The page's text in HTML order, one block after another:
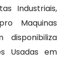
Industriais,
Maquinas
disponibiliza
Usadas em